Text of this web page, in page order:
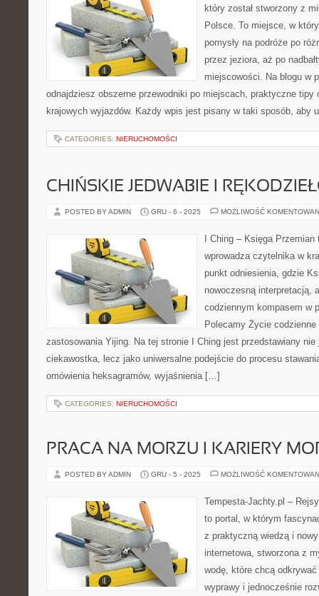
który został stworzony z
Polsce. To miejsce, w
pomysły na podróże po
przez jeziora, aż po
miejscowości. Na blogu w
odnajdziesz obszerne przewodniki po miejscach, praktyczne tipy
krajowych wyjazdów. Każdy wpis jest pisany w taki sposób, aby
CATEGORIES: NIERUCHOMOŚCI
CHIŃSKIE JEDWABIE I
POSTED BY ADMIN GRU - 6 - 2025 MOŻLIWOŚĆ
I Ching – Księga
wprowadza czytelnika w
punkt odniesienia, gdzie
nowoczesną interpretacją,
codziennym kompasem w
Polecamy Życie
zastosowania Yijing. Na tej stronie I Ching jest przedstawiany
ciekawostka, lecz jako uniwersalne podejście do procesu
omówienia heksagramów, wyjaśnienia […]
CATEGORIES: NIERUCHOMOŚCI
PRACA NA MORZU I KARIERY
POSTED BY ADMIN GRU - 5 - 2025 MOŻLIWOŚĆ
Tempesta-Jachty.pl –
to portal, w którym
z praktyczną wiedzą i
internetowa, stworzona z
wodę, które chcą odkrywać
wyprawy i jednocześnie